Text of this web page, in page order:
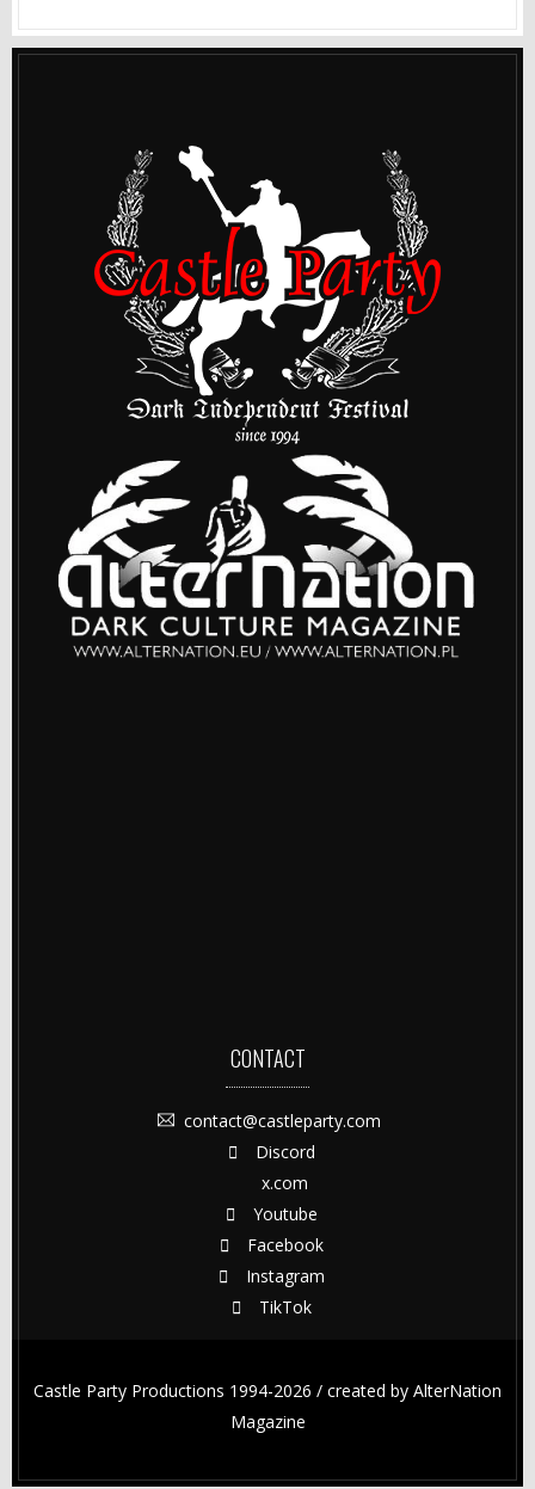
CONTACT
contact@castleparty.com
Discord
x.com
Youtube
Facebook
Instagram
TikTok
Castle Party Productions 1994-2026 / created by AlterNation
Magazine